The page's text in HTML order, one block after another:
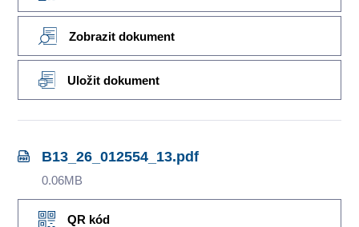
Zobrazit dokument
Uložit dokument
B13_26_012554_13.pdf
0.06MB
QR kód